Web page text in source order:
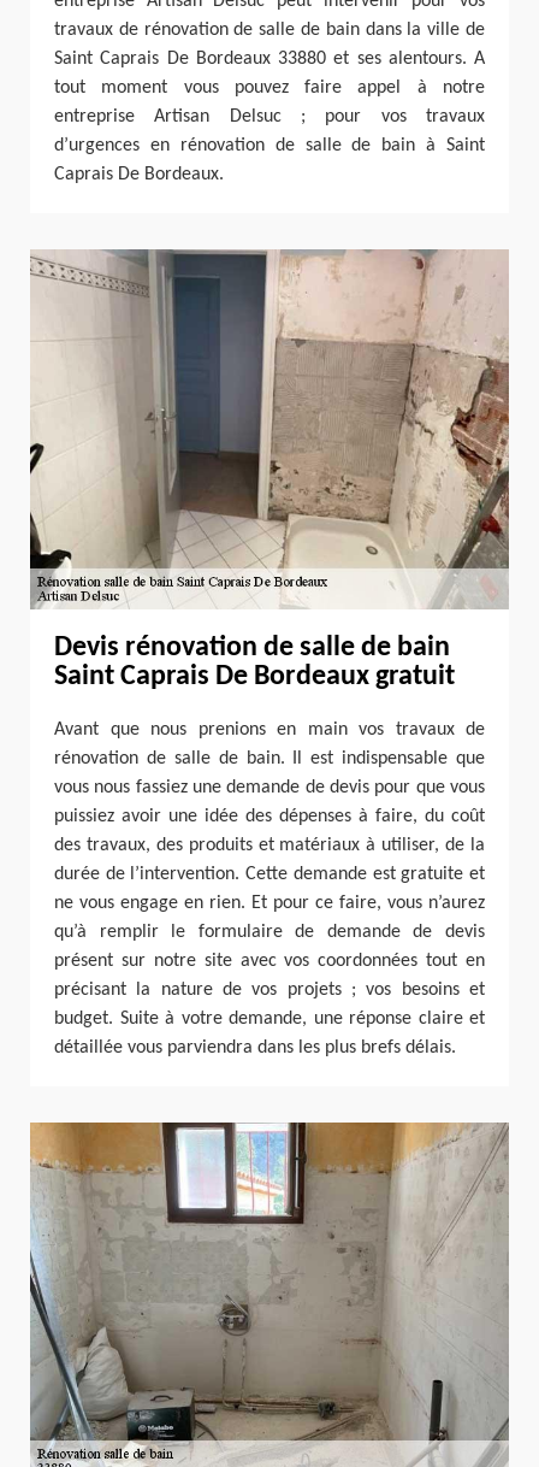
travaux de rénovation de salle de bain dans la ville de
Saint Caprais De Bordeaux 33880 et ses alentours. A
tout moment vous pouvez faire appel à notre
entreprise Artisan Delsuc ; pour vos travaux
d’urgences en rénovation de salle de bain à Saint
Caprais De Bordeaux.
Devis rénovation de salle de bain
Saint Caprais De Bordeaux gratuit
Avant que nous prenions en main vos travaux de
rénovation de salle de bain. Il est indispensable que
vous nous fassiez une demande de devis pour que vous
puissiez avoir une idée des dépenses à faire, du coût
des travaux, des produits et matériaux à utiliser, de la
durée de l’intervention. Cette demande est gratuite et
ne vous engage en rien. Et pour ce faire, vous n’aurez
qu’à remplir le formulaire de demande de devis
présent sur notre site avec vos coordonnées tout en
précisant la nature de vos projets ; vos besoins et
budget. Suite à votre demande, une réponse claire et
détaillée vous parviendra dans les plus brefs délais.